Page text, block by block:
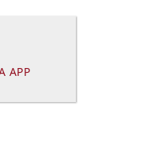
APP